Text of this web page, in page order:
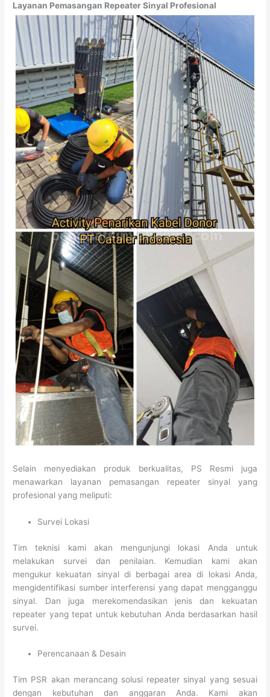
Layanan Pemasangan Repeater Sinyal Profesional
Selain menyediakan produk berkualitas, PS Resmi juga
menawarkan layanan pemasangan repeater sinyal yang
profesional yang meliputi:
Survei Lokasi
Tim teknisi kami akan mengunjungi lokasi Anda untuk
melakukan survei dan penilaian. Kemudian kami akan
mengukur kekuatan sinyal di berbagai area di lokasi Anda,
mengidentifikasi sumber interferensi yang dapat mengganggu
sinyal. Dan juga merekomendasikan jenis dan kekuatan
repeater yang tepat untuk kebutuhan Anda berdasarkan hasil
survei.
Perencanaan & Desain
Tim PSR akan merancang solusi repeater sinyal yang sesuai
dengan kebutuhan dan anggaran Anda. Kami akan